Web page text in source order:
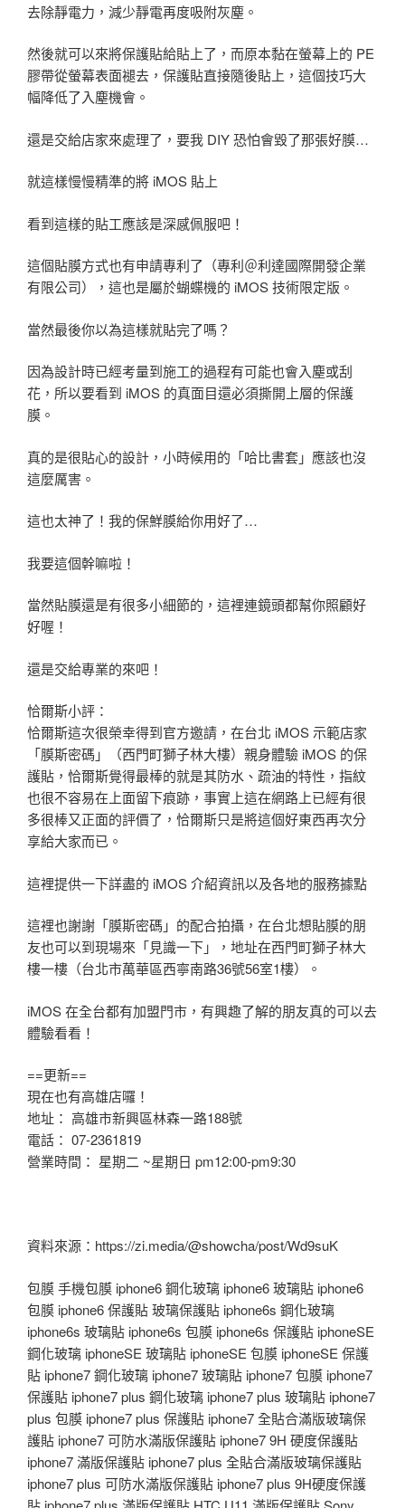
去除靜電力，減少靜電再度吸附灰塵。
然後就可以來將保護貼給貼上了，而原本黏在螢幕上的 PE
膠帶從螢幕表面褪去，保護貼直接隨後貼上，這個技巧大
幅降低了入塵機會。
還是交給店家來處理了，要我 DIY 恐怕會毀了那張好膜…
就這樣慢慢精準的將 iMOS 貼上
看到這樣的貼工應該是深感佩服吧！
這個貼膜方式也有申請專利了（專利＠利達國際開發企業
有限公司），這也是屬於蝴蝶機的 iMOS 技術限定版。
當然最後你以為這樣就貼完了嗎？
因為設計時已經考量到施工的過程有可能也會入塵或刮
花，所以要看到 iMOS 的真面目還必須撕開上層的保護
膜。
真的是很貼心的設計，小時候用的「哈比書套」應該也沒
這麼厲害。
這也太神了！我的保鮮膜給你用好了…
我要這個幹嘛啦！
當然貼膜還是有很多小細節的，這裡連鏡頭都幫你照顧好
好喔！
還是交給專業的來吧！
恰爾斯小評：
恰爾斯這次很榮幸得到官方邀請，在台北 iMOS 示範店家
「膜斯密碼」（西門町獅子林大樓）親身體驗 iMOS 的保
護貼，恰爾斯覺得最棒的就是其防水、疏油的特性，指紋
也很不容易在上面留下痕跡，事實上這在網路上已經有很
多很棒又正面的評價了，恰爾斯只是將這個好東西再次分
享給大家而已。
這裡提供一下詳盡的 iMOS 介紹資訊以及各地的服務據點
這裡也謝謝「膜斯密碼」的配合拍攝，在台北想貼膜的朋
友也可以到現場來「見識一下」，地址在西門町獅子林大
樓一樓（台北市萬華區西寧南路36號56室1樓）。
iMOS 在全台都有加盟門市，有興趣了解的朋友真的可以去
體驗看看！
==更新==
現在也有高雄店囉！
地址： 高雄市新興區林森一路188號
電話： 07-2361819
營業時間： 星期二 ~星期日 pm12:00-pm9:30
資料來源：https://zi.media/@showcha/post/Wd9suK
包膜 手機包膜 iphone6 鋼化玻璃 iphone6 玻璃貼 iphone6
包膜 iphone6 保護貼 玻璃保護貼 iphone6s 鋼化玻璃
iphone6s 玻璃貼 iphone6s 包膜 iphone6s 保護貼 iphoneSE
鋼化玻璃 iphoneSE 玻璃貼 iphoneSE 包膜 iphoneSE 保護
貼 iphone7 鋼化玻璃 iphone7 玻璃貼 iphone7 包膜 iphone7
保護貼 iphone7 plus 鋼化玻璃 iphone7 plus 玻璃貼 iphone7
plus 包膜 iphone7 plus 保護貼 iphone7 全貼合滿版玻璃保
護貼 iphone7 可防水滿版保護貼 iphone7 9H 硬度保護貼
iphone7 滿版保護貼 iphone7 plus 全貼合滿版玻璃保護貼
iphone7 plus 可防水滿版保護貼 iphone7 plus 9H硬度保護